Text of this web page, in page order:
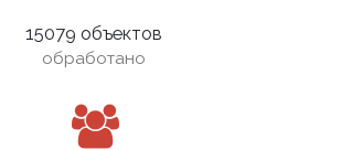
15079 объектов
обработано